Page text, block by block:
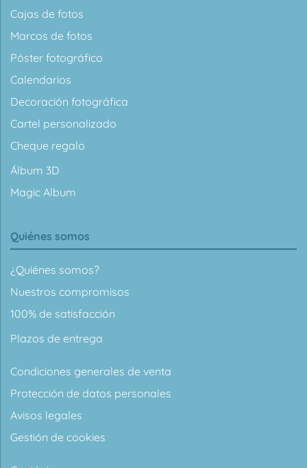
Cajas de fotos
Marcos de fotos
Póster fotográfico
Calendarios
Decoración fotográfica
Cartel personalizado
Cheque regalo
Álbum 3D
Magic Album
Quiénes somos
¿Quiénes somos?
Nuestros compromisos
100% de satisfacción
Plazos de entrega
Condiciones generales de venta
Protección de datos personales
Avisos legales
Gestión de cookies